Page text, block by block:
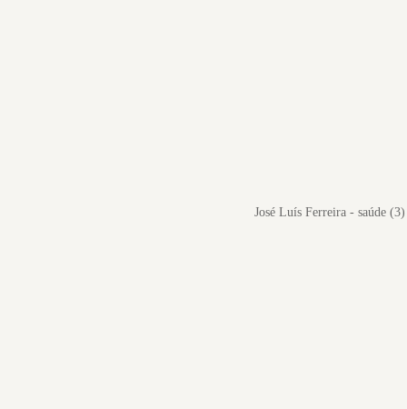
José Luís Ferreira - saúde (3)